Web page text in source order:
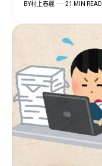
BY村上春麗 21 MIN READ